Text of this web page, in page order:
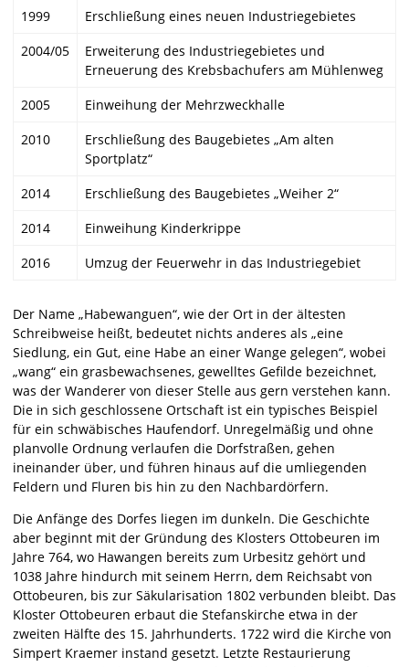
1999
Erschließung eines neuen Industriegebietes
2004/05
Erweiterung des Industriegebietes und
Erneuerung des Krebsbachufers am Mühlenweg
2005
Einweihung der Mehrzweckhalle
2010
Erschließung des Baugebietes „Am alten
Sportplatz“
2014
Erschließung des Baugebietes „Weiher 2“
2014
Einweihung Kinderkrippe
2016
Umzug der Feuerwehr in das Industriegebiet
Der Name „Habewanguen“, wie der Ort in der ältesten
Schreibweise heißt, bedeutet nichts anderes als „eine
Siedlung, ein Gut, eine Habe an einer Wange gelegen“, wobei
„wang“ ein grasbewachsenes, gewelltes Gefilde bezeichnet,
was der Wanderer von dieser Stelle aus gern verstehen kann.
Die in sich geschlossene Ortschaft ist ein typisches Beispiel
für ein schwäbisches Haufendorf. Unregelmäßig und ohne
planvolle Ordnung verlaufen die Dorfstraßen, gehen
ineinander über, und führen hinaus auf die umliegenden
Feldern und Fluren bis hin zu den Nachbardörfern.
Die Anfänge des Dorfes liegen im dunkeln. Die Geschichte
aber beginnt mit der Gründung des Klosters Ottobeuren im
Jahre 764, wo Hawangen bereits zum Urbesitz gehört und
1038 Jahre hindurch mit seinem Herrn, dem Reichsabt von
Ottobeuren, bis zur Säkularisation 1802 verbunden bleibt. Das
Kloster Ottobeuren erbaut die Stefanskirche etwa in der
zweiten Hälfte des 15. Jahrhunderts. 1722 wird die Kirche von
Simpert Kraemer instand gesetzt. Letzte Restaurierung